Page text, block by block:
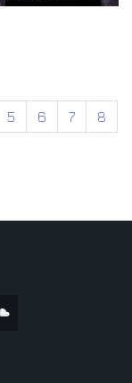
5 6 7
8